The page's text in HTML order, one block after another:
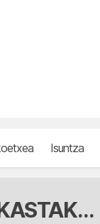
Isuntza